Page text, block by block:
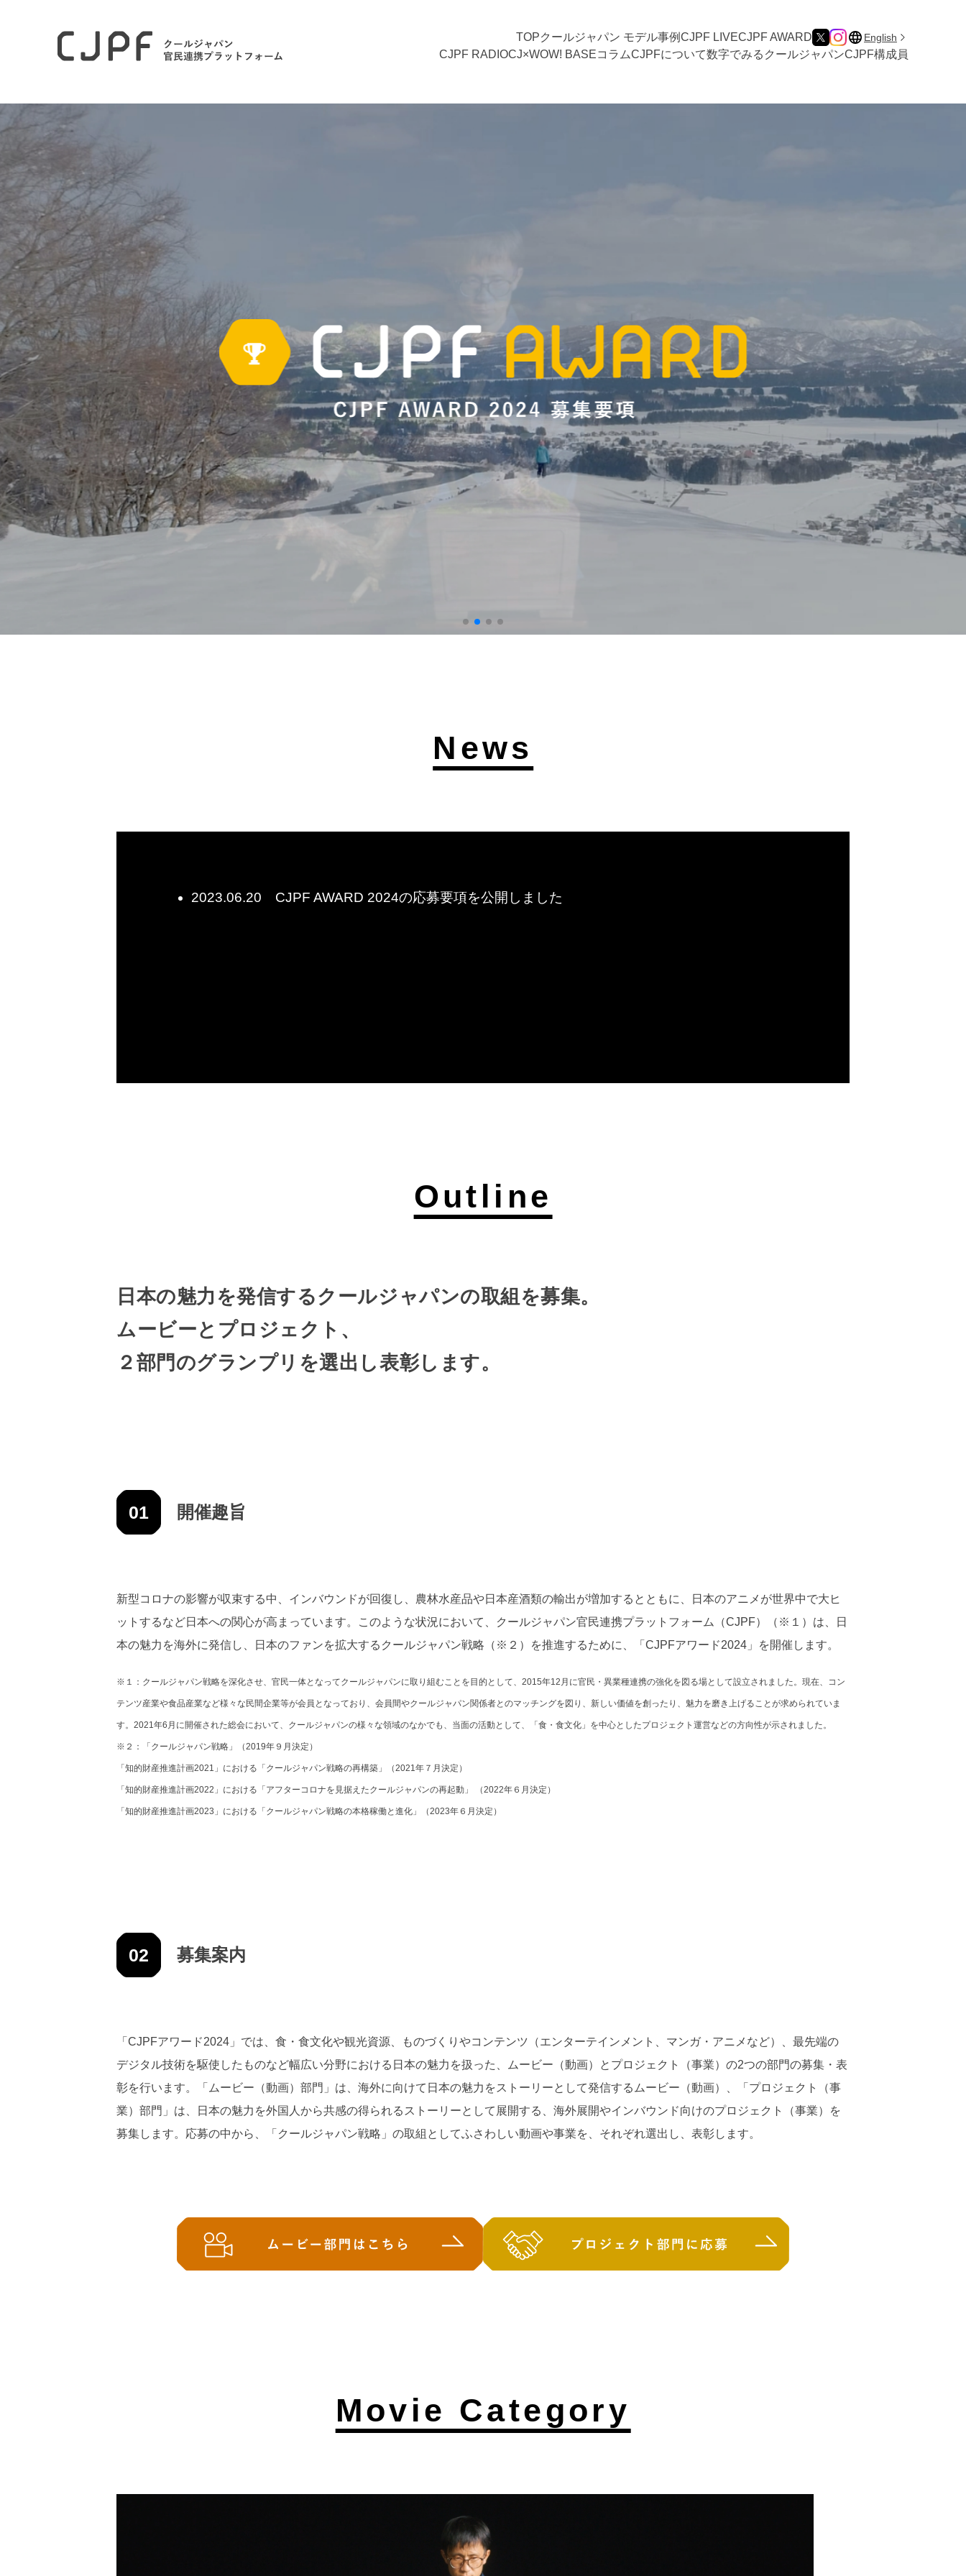
TOPクールジャパン モデル事例CJPF LIVECJPF AWARD English
CJPF RADIOCJ×WOW! BASEコラムCJPFについて数字でみるクールジャパンCJPF構成員
News
2023.06.20 CJPF AWARD 2024の応募要項を公開しました
Outline
日本の魅力を発信するクールジャパンの取組を募集。
ムービーとプロジェクト、
２部門のグランプリを選出し表彰します。
01 開催趣旨
新型コロナの影響が収束する中、インバウンドが回復し、農林⽔産品や⽇本産酒類の輸出が増加するとともに、⽇本のアニメが世界中で⼤ヒ
ットするなど⽇本への関⼼が⾼まっています。このような状況において、クールジャパン官⺠連携プラットフォーム（CJPF）（※１）は、⽇
本の魅⼒を海外に発信し、⽇本のファンを拡⼤するクールジャパン戦略（※２）を推進するために、「CJPFアワード2024」を開催します。
※１：クールジャパン戦略を深化させ、官民一体となってクールジャパンに取り組むことを目的として、2015年12月に官民・異業種連携の強化を図る場として設立されました。現在、コン
テンツ産業や食品産業など様々な民間企業等が会員となっており、会員間やクールジャパン関係者とのマッチングを図り、新しい価値を創ったり、魅力を磨き上げることが求められていま
す。2021年6月に開催された総会において、クールジャパンの様々な領域のなかでも、当面の活動として、「食・食文化」を中心としたプロジェクト運営などの方向性が示されました。
※２：「クールジャパン戦略」（2019年９月決定）
「知的財産推進計画2021」における「クールジャパン戦略の再構築」（2021年７月決定）
「知的財産推進計画2022」における「アフターコロナを見据えたクールジャパンの再起動」 （2022年６月決定）
「知的財産推進計画2023」における「クールジャパン戦略の本格稼働と進化」（2023年６月決定）
02 募集案内
「CJPFアワード2024」では、⾷・⾷⽂化や観光資源、ものづくりやコンテンツ（エンターテインメント、マンガ・アニメなど）、最先端の
デジタル技術を駆使したものなど幅広い分野における⽇本の魅⼒を扱った、ムービー（動画）とプロジェクト（事業）の2つの部⾨の募集・表
彰を⾏います。「ムービー（動画）部門」は、海外に向けて⽇本の魅⼒をストーリーとして発信するムービー（動画）、「プロジェクト（事
業）部門」は、⽇本の魅⼒を外国⼈から共感の得られるストーリーとして展開する、海外展開やインバウンド向けのプロジェクト（事業）を
募集します。応募の中から、「クールジャパン戦略」の取組としてふさわしい動画や事業を、それぞれ選出し、表彰します。
Movie Category